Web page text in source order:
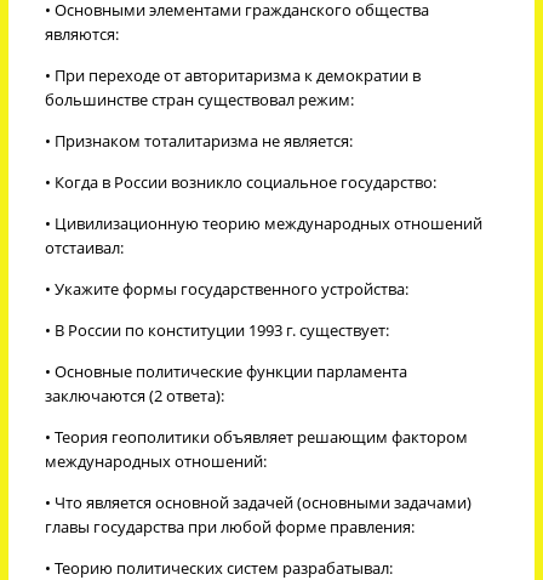
• Основными элементами гражданского общества
являются:
• При переходе от авторитаризма к демократии в
большинстве стран существовал режим:
• Признаком тоталитаризма не является:
• Когда в России возникло социальное государство:
• Цивилизационную теорию международных отношений
отстаивал:
• Укажите формы государственного устройства:
• В России по конституции 1993 г. существует:
• Основные политические функции парламента
заключаются (2 ответа):
• Теория геополитики объявляет решающим фактором
международных отношений:
• Что является основной задачей (основными задачами)
главы государства при любой форме правления:
• Теорию политических систем разрабатывал: